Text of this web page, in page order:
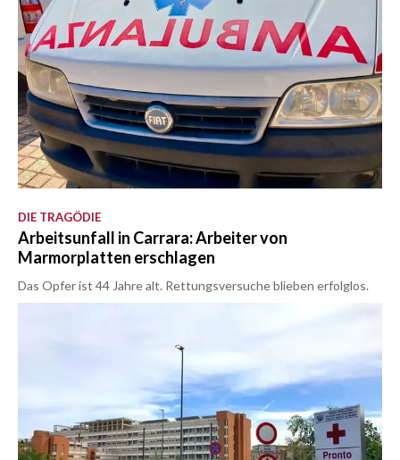
DIE TRAGÖDIE
Arbeitsunfall in Carrara: Arbeiter von
Marmorplatten erschlagen
Das Opfer ist 44 Jahre alt. Rettungsversuche blieben erfolglos.